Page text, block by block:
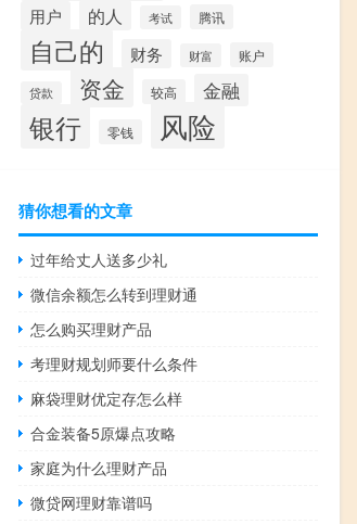
用户
的人 考试 腾讯
自己的 财务 财富 账户
贷款 资金 较高 金融
银行 零钱 风险
猜你想看的文章
过年给丈人送多少礼
微信余额怎么转到理财通
怎么购买理财产品
考理财规划师要什么条件
麻袋理财优定存怎么样
合金装备5原爆点攻略
家庭为什么理财产品
微贷网理财靠谱吗